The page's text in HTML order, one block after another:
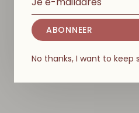
KONGES SLØJD
Eenhoorn Drijver - Rose
€75,00
ABONNEER
No thanks, I want to keep